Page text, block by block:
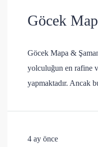
Göcek
Göcek Mapa &
yolculuğun en rafine
yapmaktadır. Ancak
4 ay önce